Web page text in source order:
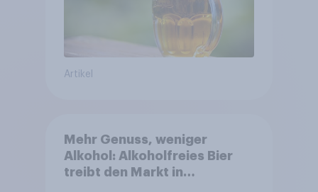
Artikel
Mehr Genuss, weniger
Alkohol: Alkoholfreies Bier
treibt den Markt in